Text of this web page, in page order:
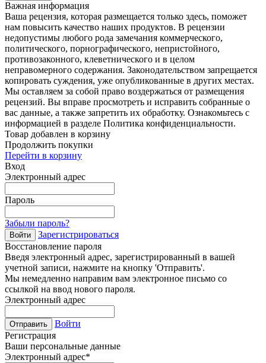
Важная информация
Ваша рецензия, которая размещается только здесь, поможет
нам повысить качество наших продуктов. В рецензии
недопустимы любого рода замечания коммерческого,
политического, порнографического, непристойного,
противозаконного, клеветнического и в целом
неправомерного содержания. Законодательством запрещается
копировать суждения, уже опубликованные в других местах.
Мы оставляем за собой право воздержаться от размещения
рецензий. Вы вправе просмотреть и исправить собранные о
вас данные, а также запретить их обработку. Ознакомьтесь с
информацией в разделе Политика конфиденциальности.
Товар добавлен в корзину
Продолжить покупки
Перейти в корзину
Вход
Электронный адрес
Пароль
Забыли пароль?
Войти
Зарегистрироваться
Восстановление пароля
Введя электронный адрес, зарегистрированный в вашей
учетной записи, нажмите на кнопку 'Отправить'.
Мы немедленно направим вам электронное письмо со
ссылкой на ввод нового пароля.
Электронный адрес
Отправить
Войти
Регистрация
Ваши персональные данные
Электронный адрес*